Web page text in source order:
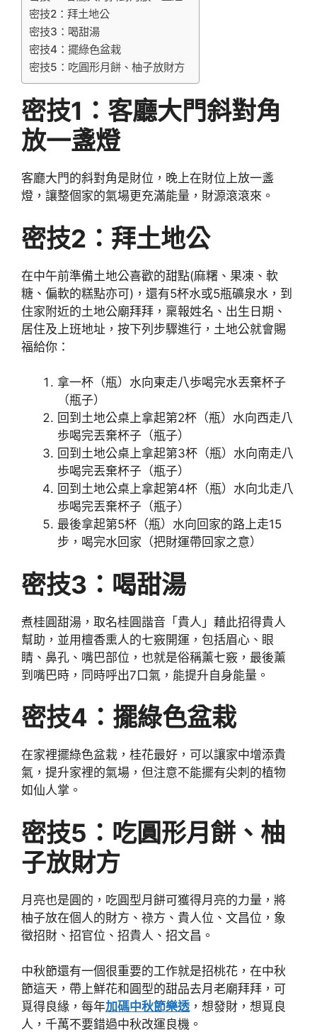
密技2：拜土地公
密技3：喝甜湯
密技4：擺綠色盆栽
密技5：吃圓形月餅、柚子放財方
密技1 ：客廳大門斜對角
放一盞燈
客廳大門的斜對角是財位，晚上在財位上放一盞
燈，讓整個家的氣場更充滿能量，財源滾滾來。
密技2 ：拜土地公
在中午前準備土地公喜歡的甜點(麻糬、果凍、軟
糖、偏軟的糕點亦可)，還有5杯水或5瓶礦泉水，到
住家附近的土地公廟拜拜，稟報姓名、出生日期、
居住及上班地址，按下列步驟進行，土地公就會賜
福給你：
拿一杯（瓶）水向東走八歩喝完水丟棄杯子
（瓶子）
回到土地公桌上拿起第2杯（瓶）水向西走八
歩喝完丟棄杯子（瓶子）
回到土地公桌上拿起第3杯（瓶）水向南走八
歩喝完丟棄杯子（瓶子）
回到土地公桌上拿起第4杯（瓶）水向北走八
歩喝完丟棄杯子（瓶子）
最後拿起第5杯（瓶）水向回家的路上走15
步，喝完水回家（把財運帶回家之意）
密技3 ：喝甜湯
煮桂圓甜湯，取名桂圓諧音「貴人」藉此招得貴人
幫助，並用檀香熏人的七竅開運，包括眉心、眼
睛、鼻孔、嘴巴部位，也就是俗稱薰七竅，最後薰
到嘴巴時，同時呼出7口氣，能提升自身能量。
密技4 ：擺綠色盆栽
在家裡擺綠色盆栽，桂花最好，可以讓家中增添貴
氣，提升家裡的氣場，但注意不能擺有尖刺的植物
如仙人掌。
密技5 ：吃圓形月餅、柚
子放財方
月亮也是圓的，吃圓型月餅可獲得月亮的力量，將
柚子放在個人的財方、祿方、貴人位、文昌位，象
徵招財、招官位、招貴人、招文昌。
中秋節還有一個很重要的工作就是招桃花，在中秋
節這天，帶上鮮花和圓型的甜品去月老廟拜拜，可
覓得良緣，每年加碼中秋節樂透，想發財，想覓良
人，千萬不要錯過中秋改運良機。